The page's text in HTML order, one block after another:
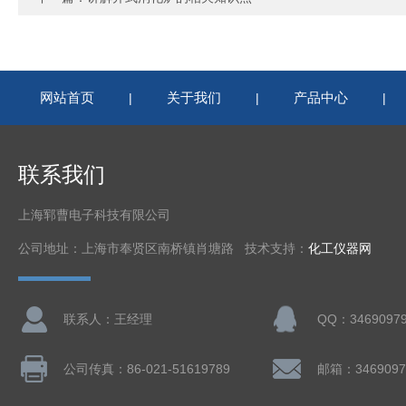
网站首页 | 关于我们 | 产品中心 |
联系我们
上海郓曹电子科技有限公司
公司地址：上海市奉贤区南桥镇肖塘路 技术支持： 化工仪器网
联系人：王经理 QQ：
公司传真：86-021-51619789 邮箱：